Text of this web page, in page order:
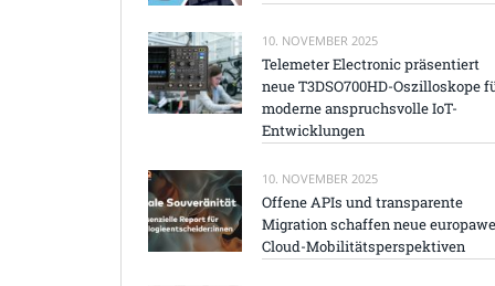
10. NOVEMBER 2025
Telemeter Electronic präsentiert
neue T3DSO700HD-Oszilloskope
moderne anspruchsvolle IoT-
Entwicklungen
10. NOVEMBER 2025
Offene APIs und transparente
Migration schaffen neue
Cloud-Mobilitätsperspektiven